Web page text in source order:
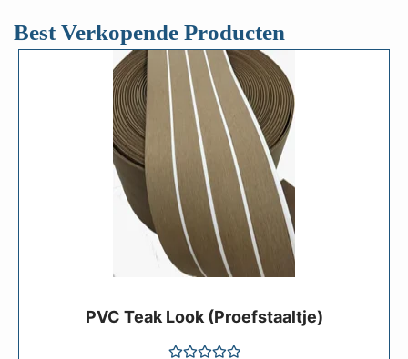
Best Verkopende Producten
PVC Teak Look (Proefstaaltje)